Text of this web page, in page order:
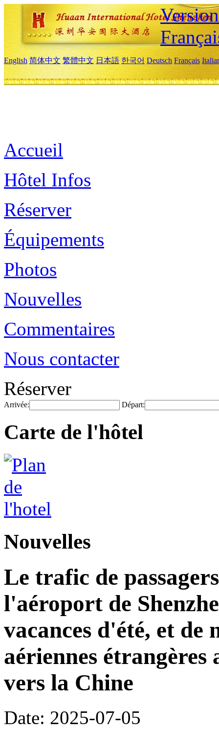
English 简体中文 繁體中文 日本語 한국어 Deutsch Français
Accueil
Hôtel Infos
Réserver
Équipements
Photos
Nouvelles
Commentaires
Nous contacter
Réserver
Arrivée: Départ:
Carte de l'hôtel
Nouvelles
Le trafic de
l'aéroport de
vacances d'été, et de
aériennes
vers la Chine
Date: 2025-07-05